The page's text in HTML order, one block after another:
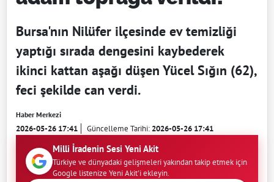
Bursa'nın Nilüfer ilçesinde ev temizliği
yaptığı sırada dengesini kaybederek
ikinci kattan aşağı düşen Yücel Sığın (62),
feci şekilde can verdi.
Haber Merkezi
2026-05-26 17:41 Güncelleme Tarihi:2026-05-26 17:41
Milli İradenin Sesi Yeni Akit
Türkiye ve dünyadaki gelişmeleri yakından takip etmek için
Google listenize Yeni Akit'i ekleyin.